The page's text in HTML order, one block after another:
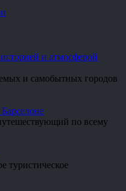
и атмосферой
и самобытных городов
по всему
туристическое